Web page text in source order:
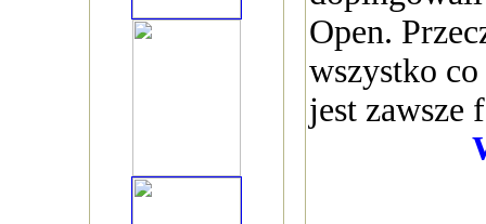
Open.
wszystko
jest zawsze